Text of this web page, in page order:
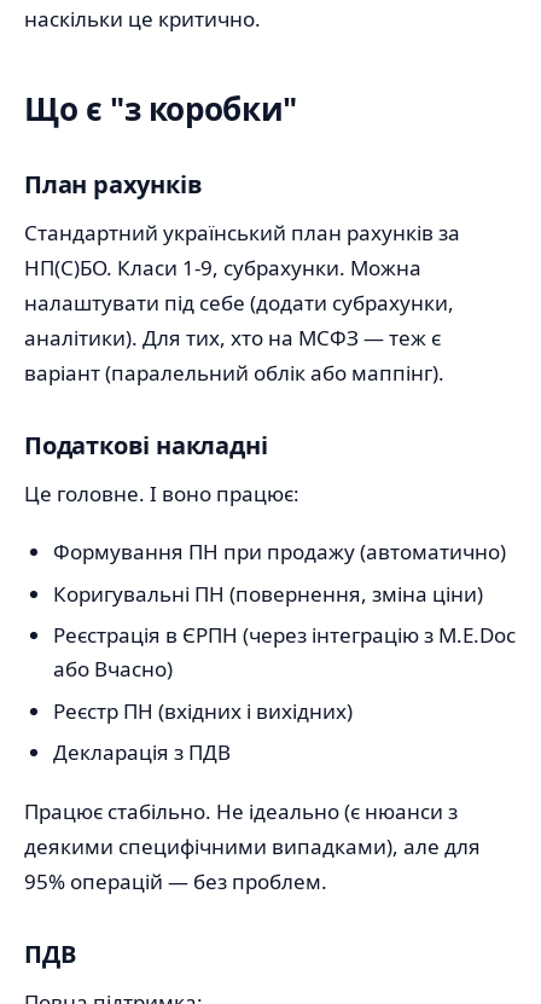
наскільки це критично.
Що є "з коробки"
План рахунків
Стандартний український план рахунків за
НП(С)БО. Класи 1-9, субрахунки. Можна
налаштувати під себе (додати субрахунки,
аналітики). Для тих, хто на МСФЗ — теж є
варіант (паралельний облік або маппінг).
Податкові накладні
Це головне. І воно працює:
Формування ПН при продажу (автоматично)
Коригувальні ПН (повернення, зміна ціни)
Реєстрація в ЄРПН (через інтеграцію з M.E.Doc
або Вчасно)
Реєстр ПН (вхідних і вихідних)
Декларація з ПДВ
Працює стабільно. Не ідеально (є нюанси з
деякими специфічними випадками), але для
95% операцій — без проблем.
ПДВ